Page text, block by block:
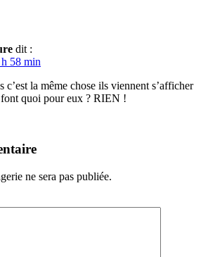
dit :
58 min
c’est la même chose ils viennent s’afficher
quoi pour eux ? RIEN !
ne sera pas publiée.